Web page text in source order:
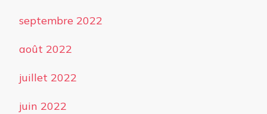
septembre 2022
août 2022
juillet 2022
juin 2022